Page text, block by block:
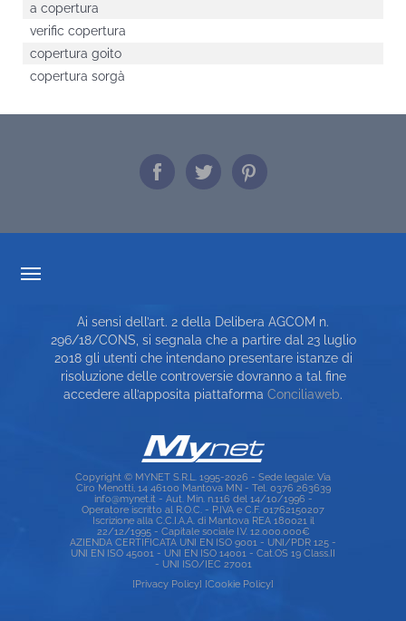
a copertura
verific copertura
copertura goito
copertura sorgà
CARTA DEI SERVIZI
TOP RICERCHE
SITE MAP
Ai sensi dell’art. 2 della Delibera AGCOM n.
296/18/CONS, si segnala che a partire dal 23 luglio
2018 gli utenti che intendano presentare istanze di
risoluzione delle controversie dovranno a tal fine
accedere all’apposita piattaforma Conciliaweb.
Copyright © MYNET S.R.L. 1995-2026 - Sede legale: Via
Ciro Menotti, 14 46100 Mantova MN - Tel. 0376 263639
info@mynet.it - Aut. Min. n.116 del 14/10/1996 -
Operatore iscritto al R.O.C. - P.IVA e C.F. 01762150207
Iscrizione alla C.C.I.A.A. di Mantova REA 180021 il
22/12/1995 - Capitale sociale I.V. 12.000.000€
AZIENDA CERTIFICATA UNI EN ISO 9001 - UNI/PDR 125 -
UNI EN ISO 45001 - UNI EN ISO 14001 - Cat.OS 19 Class.II
- UNI ISO/IEC 27001
[Privacy Policy] [Cookie Policy]